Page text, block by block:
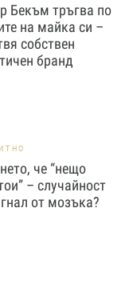
Бекъм тръгва по
на майка си –
собствен
бранд
че “нещо
– случайност
от мозъка?